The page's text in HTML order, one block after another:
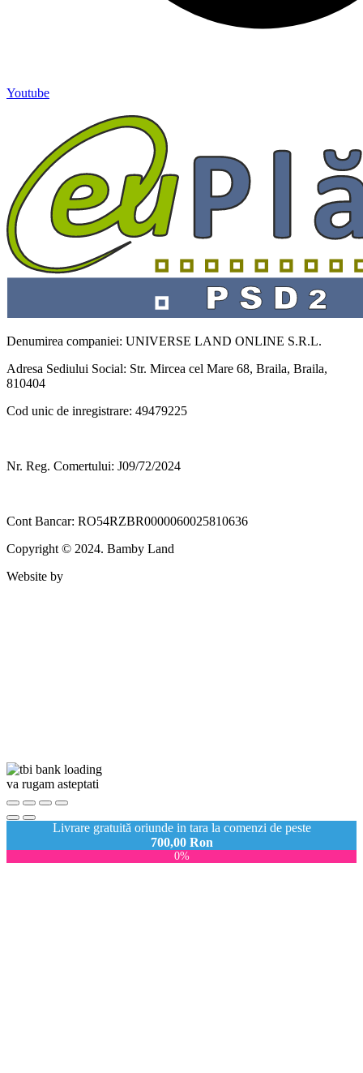
Youtube
Denumirea companiei: UNIVERSE LAND ONLINE S.R.L.
Adresa Sediului Social: Str. Mircea cel Mare 68, Braila, Braila,
810404
Cod unic de inregistrare: 49479225
Nr. Reg. Comertului: J09/72/2024
Cont Bancar: RO54RZBR0000060025810636
Copyright © 2024. Bamby Land
Website by
va rugam asteptati
Livrare gratuită oriunde in tara la comenzi de peste
700,00 Ron
0%